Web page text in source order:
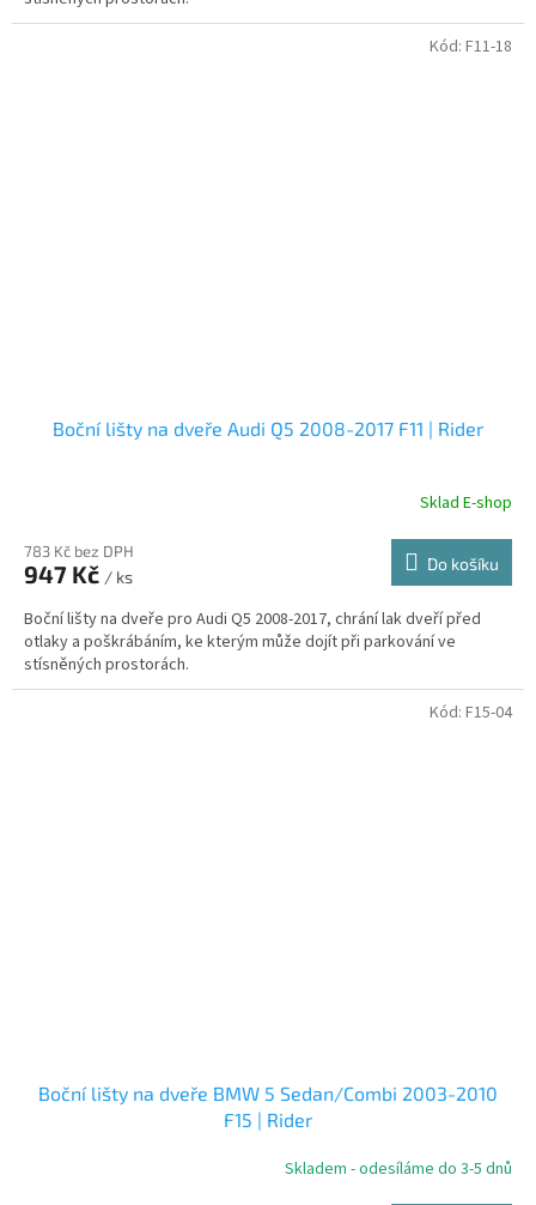
Boční lišty na dveře Audi Q5 2008-2017 F11 | Rider
Sklad E-shop
783 Kč bez DPH
947 Kč / ks
Do košíku
Boční lišty na dveře pro Audi Q5 2008-2017, chrání lak dveří před
otlaky a poškrábáním, ke kterým může dojít při parkování ve
stísněných prostorách.
Kód: F11-18
Boční lišty na dveře BMW 5 Sedan/Combi 2003-2010
F15 | Rider
Skladem - odesíláme do 3-5 dnů
Kód: F15-04